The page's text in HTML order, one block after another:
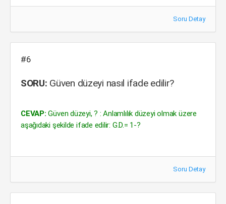
Soru Detay
#6
SORU: Güven düzeyi nasıl ifade edilir?
CEVAP: Güven düzeyi, ? : Anlamlılık düzeyi olmak üzere
aşağıdaki şekilde ifade edilir: G.D.= 1-?
Soru Detay